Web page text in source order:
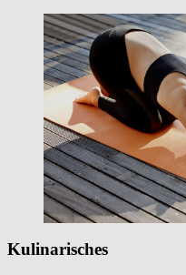
Kulinarisches